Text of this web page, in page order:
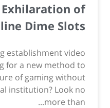
of
Dime Slots
establishment video
for a new method to
of gaming without
institution? Look no
more than...